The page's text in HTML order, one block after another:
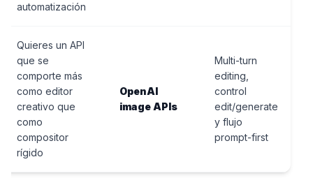
automatización
Quieres un API
que se
comporte más
como editor
creativo que
como
compositor
rígido
OpenAI
image APIs
Multi-turn
editing,
control
edit/generate
y flujo
prompt-first